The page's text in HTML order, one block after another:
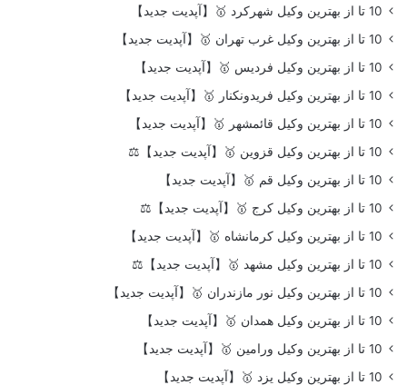
10 تا از بهترین وکیل شهرکرد 🥇【آپدیت جدید】
10 تا از بهترین وکیل غرب تهران 🥇【آپدیت جدید】
10 تا از بهترین وکیل فردیس 🥇【آپدیت جدید】
10 تا از بهترین وکیل فریدونکنار 🥇【آپدیت جدید】
10 تا از بهترین وکیل قائمشهر 🥇【آپدیت جدید】
10 تا از بهترین وکیل قزوین 🥇【آپدیت جدید】⚖️
10 تا از بهترین وکیل قم 🥇【آپدیت جدید】
10 تا از بهترین وکیل کرج 🥇【آپدیت جدید】⚖️
10 تا از بهترین وکیل کرمانشاه 🥇【آپدیت جدید】
10 تا از بهترین وکیل مشهد 🥇【آپدیت جدید】⚖️
10 تا از بهترین وکیل نور مازندران 🥇【آپدیت جدید】
10 تا از بهترین وکیل همدان 🥇【آپدیت جدید】
10 تا از بهترین وکیل ورامین 🥇【آپدیت جدید】
10 تا از بهترین وکیل یزد 🥇【آپدیت جدید】